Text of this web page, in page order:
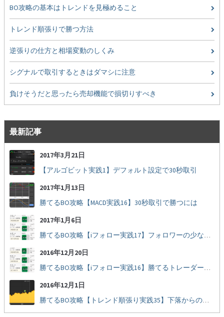
BO攻略の基本はトレンドを見極めること
トレンド順張りで勝つ方法
逆張りの仕方と相場変動のしくみ
シグナルで取引するときはダマシに注意
負けそうだと思ったら売却機能で損切りすべき
最新記事
2017年3月21日
【アルゴビット実践1】デフォルト設定で30秒取引
2017年1月13日
勝てるBO攻略【MACD実践16】30秒取引で勝つには
2017年1月6日
勝てるBO攻略【iフォロー実践17】フォロワーの少ない人をフォローする
2016年12月20日
勝てるBO攻略【iフォロー実践16】勝てるトレーダーを見抜く
2016年12月1日
勝てるBO攻略【トレンド順張り実践35】下落からの反発を見極める